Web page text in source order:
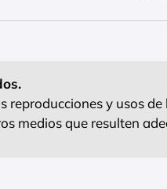
y usos
medios que resulten